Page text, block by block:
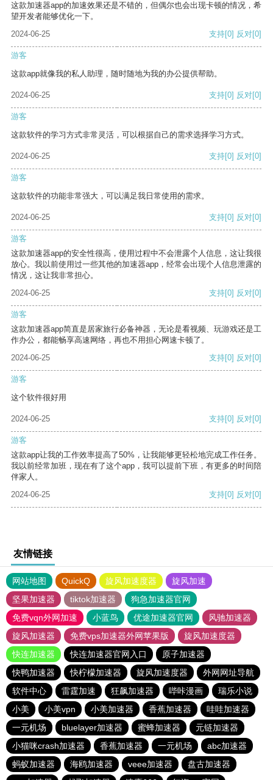
这款加速器app的加速效果还是不错的，但偶尔也会出现卡顿的情况，希
望开发者能够优化一下。
2024-06-25
支持[0] 反对[0]
游客
这款app就像我的私人助理，随时随地为我的办公提供帮助。
2024-06-25 支持[0] 反对[0]
游客
这款软件的学习方式非常灵活，可以根据自己的需求选择学习方式。
2024-06-25 支持[0] 反对[0]
游客
这款软件的功能非常强大，可以满足我日常使用的需求。
2024-06-25 支持[0] 反对[0]
游客
这款加速器app的安全性很高，使用过程中不会泄露个人信息，这让我很
放心。我以前使用过一些其他的加速器app，经常会出现个人信息泄露的
情况，这让我非常担心。
2024-06-25
支持[0] 反对[0]
游客
这款加速器app简直是居家旅行必备神器，无论是看视频、玩游戏还是工
作办公，都能畅享高速网络，再也不用担心网速卡顿了。
2024-06-25
支持[0] 反对[0]
游客
这个软件很好用
2024-06-25 支持[0] 反对[0]
游客
这款app让我的工作效率提高了50%，让我能够更轻松地完成工作任务。
我以前经常加班，现在有了这个app，我可以提前下班，有更多的时间陪
伴家人。
2024-06-25
支持[0] 反对[0]
友情链接
网站地图 QuickQ 旋风加速度器
旋风加速
坚果加速器
tiktok加速器
狗急加速器官网
免费vqn外网加速
小蓝鸟 优途加速器官网
风驰加速器
旋风加速器
免费vps加速器外网苹果版
旋风加速度器
快连加速器
快连加速器官网入口
原子加速器
快鸭加速器
快柠檬加速器 旋风加速度器
外网网址导航
软件中心
雷霆加速 狂飙加速器 哔咔漫画
瑞乐小说
小美
小美vpn 小美加速器 香蕉加速器
哇哇加速器
一元机场
bluelayer加速器 蜜蜂加速器
元链加速器
小猫咪crash加速器
香蕉加速器 一元机场
abc加速器
蚂蚁加速器
海鸥加速器 veee加速器
盘古加速器